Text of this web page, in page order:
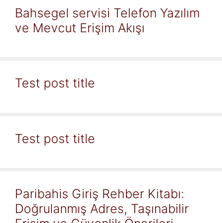
Bahsegel servisi Telefon Yazılım
ve Mevcut Erişim Akışı
Test post title
Test post title
Paribahis Giriş Rehber Kitabı:
Doğrulanmış Adres, Taşınabilir